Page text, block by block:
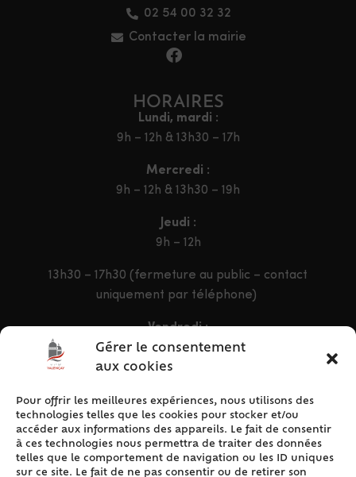
Gérer le consentement
aux cookies
Pour offrir les meilleures expériences, nous utilisons des
technologies telles que les cookies pour stocker et/ou
accéder aux informations des appareils. Le fait de consentir
à ces technologies nous permettra de traiter des données
telles que le comportement de navigation ou les ID uniques
sur ce site. Le fait de ne pas consentir ou de retirer son
02 54 00 32 32
Contacter la mairie
HORAIRES
Lundi, mardi :
9h – 12h & 13h30 – 17h
Mercredi :
9h – 12h & 13h30 – 19h
Jeudi :
9h – 12h
13h30 – 17h30 (fermeture au public – contact
uniquement par téléphone)
Vendredi :
9h – 12h & 13h30 – 16h30
ACCÈS RAPIDE
Accueil
Contact
Plan du site